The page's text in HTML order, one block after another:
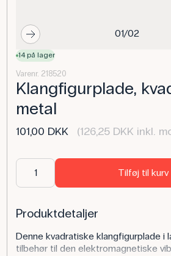
01/02
14 på lager
Varenr. 218520
Klangfigurplade,
metal
101,00 DKK (126,25 DKK inkl.
Tilføj til kurv
Produktdetaljer
Denne kvadratiske klangfigurplade i
tilbehør til den elektromagnetiske